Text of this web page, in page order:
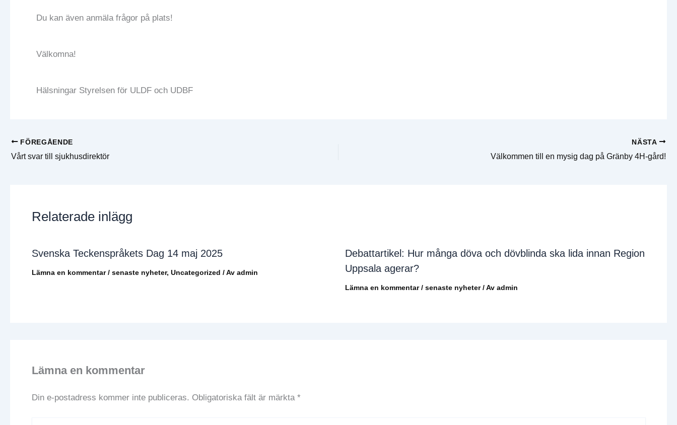
Du kan även anmäla frågor på plats!
Välkomna!
Hälsningar Styrelsen för ULDF och UDBF
FÖREGÅENDE
Vårt svar till sjukhusdirektör
NÄSTA
Välkommen till en mysig dag på Gränby 4H-gård!
Relaterade inlägg
Svenska Teckenspråkets Dag 14 maj 2025
Lämna en kommentar / senaste nyheter, Uncategorized / Av admin
Debattartikel: Hur många döva och dövblinda ska lida innan Region
Uppsala agerar?
Lämna en kommentar / senaste nyheter/ Av admin
Lämna en kommentar
Din e-postadress kommer inte publiceras. Obligatoriska fält är märkta *